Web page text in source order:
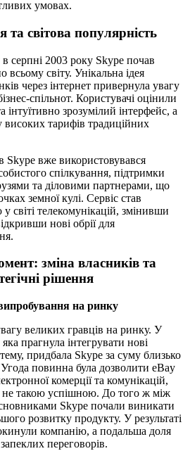
умовах.
та світова популярність
серпні 2003 року Skype почав
світу. Унікальна ідея
через інтернет привернула увагу
спільнот. Користувачі оцінили
інтуїтивно зрозумілий інтерфейс, а
високих тарифів традиційних
Skype вже використовувався
спілкування, підтримки
та діловими партнерами, що
земної кулі. Сервіс став
світі телекомунікацій, змінивши
нові обрії для
зміна власників та
рішення
на ринку
великих гравців на ринку. У
прагнула інтегрувати нові
придбала Skype за суму близько
Угода повинна була дозволити eBay
комерції та комунікацій,
не такою успішною. До того ж між
Skype почали виникати
розвитку продукту. У результаті
компанію, а подальша доля
переговорів.